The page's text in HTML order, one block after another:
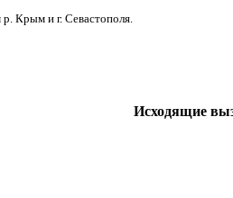
Крым и г. Севастополя.
Исходящие